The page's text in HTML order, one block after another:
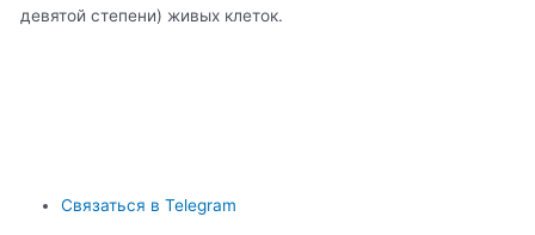
девятой степени) живых клеток.
Связаться в Telegram